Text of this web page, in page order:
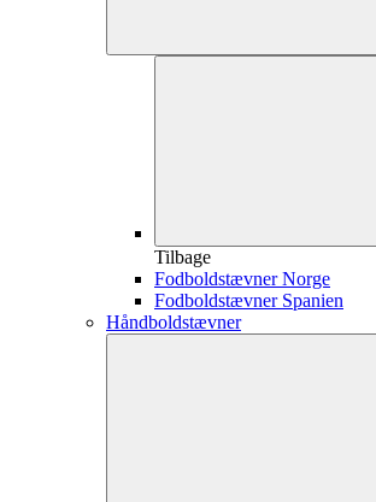
Tilbage
Fodboldstævner Norge
Fodboldstævner Spanien
Håndboldstævner